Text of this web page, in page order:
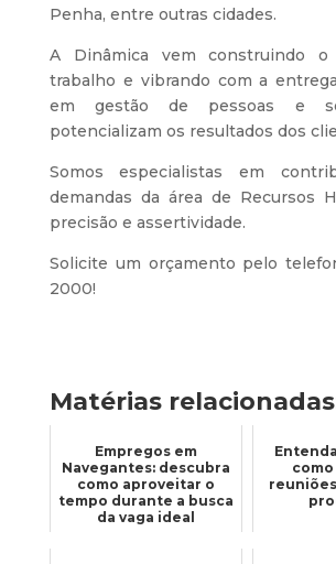
Penha, entre outras cidades.
A Dinâmica vem construindo o
trabalho e vibrando com a
em gestão de pessoas e
potencializam os resultados dos
Somos especialistas em
demandas da área de Recursos
precisão e assertividade.
Solicite um orçamento pelo
2000!
Matérias
Empregos em
Navegantes: descubra
como aproveitar o
tempo durante a busca
da vaga ideal